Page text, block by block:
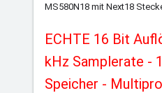
MS580N18 mit Next18
ECHTE 16 Bit
kHz Samplerate -
Speicher -